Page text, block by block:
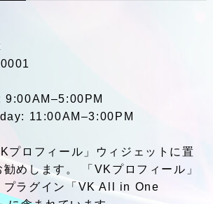
11:00AM–3:00PM
プロフィール」ウィジェットに置
めします。 「VKプロフィール」
プラグイン「VK All in One